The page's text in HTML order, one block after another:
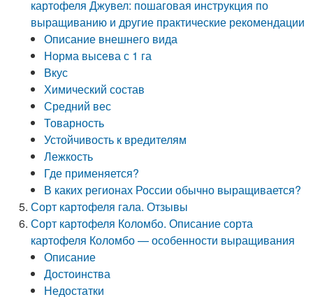
картофеля Джувел: пошаговая инструкция по
выращиванию и другие практические рекомендации
Описание внешнего вида
Норма высева с 1 га
Вкус
Химический состав
Средний вес
Товарность
Устойчивость к вредителям
Лежкость
Где применяется?
В каких регионах России обычно выращивается?
Сорт картофеля гала. Отзывы
Сорт картофеля Коломбо. Описание сорта
картофеля Коломбо — особенности выращивания
Описание
Достоинства
Недостатки